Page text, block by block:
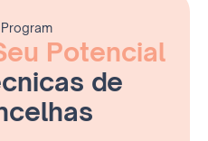
Potencial
de